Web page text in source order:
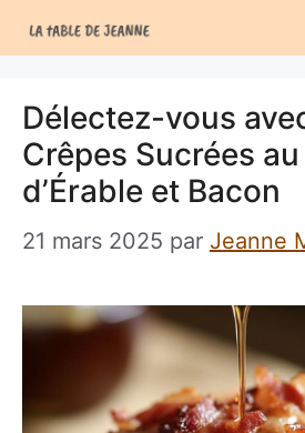
au
Délectez-vous
Crêpes Sucrées
d’Érable et Bacon
21 mars 2025 par Jeanne